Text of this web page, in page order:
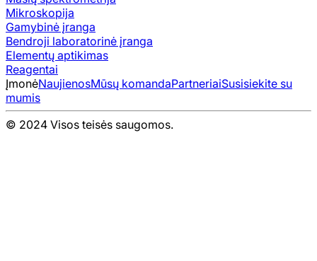
Mikroskopija
Gamybinė įranga
Bendroji laboratorinė įranga
Elementų aptikimas
Reagentai
ĮmonėNaujienosMūsų komandaPartneriaiSusisiekite su
mumis
© 2024 Visos teisės saugomos.